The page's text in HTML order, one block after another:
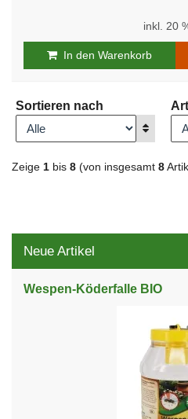
inkl. 20
In den Warenkorb
Sortieren nach
Zeige 1 bis 8 (von insgesamt 8
Neue Artikel
Wespen-Köderfalle BIO